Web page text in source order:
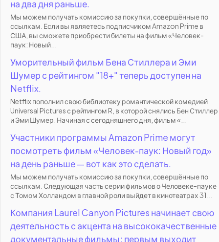
на два дня раньше.
Мы можем получать комиссию за покупки, совершённые по
ссылкам. Если вы являетесь подписчиком Amazon Prime в
США, вы сможете приобрести билеты на фильм «Человек-
паук: Новый...
Уморительный фильм Бена Стиллера и Эми
Шумер с рейтингом "18+" теперь доступен на
Netflix.
Netflix пополнил свою библиотеку романтической комедией
Universal Pictures с рейтингом R, в которой снялись Бен Стиллер
и Эми Шумер. Начиная с сегодняшнего дня, фильм «...
Участники программы Amazon Prime могут
посмотреть фильм «Человек-паук: Новый год»
на день раньше — вот как это сделать.
Мы можем получать комиссию за покупки, совершённые по
ссылкам. Следующая часть серии фильмов о Человеке-пауке
с Томом Холландом в главной роли выйдет в кинотеатрах 31...
Компания Laurel Canyon Pictures начинает свою
деятельность с акцента на высококачественные
документальные фильмы; первым выходит